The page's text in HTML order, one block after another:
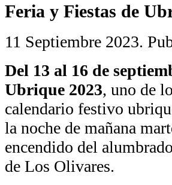
Feria y Fiestas de
11 Septiembre 2023.
Del 13 al 16 de
Ubrique 2023, uno de
calendario festivo
la noche de mañana
encendido del
de Los Olivares.